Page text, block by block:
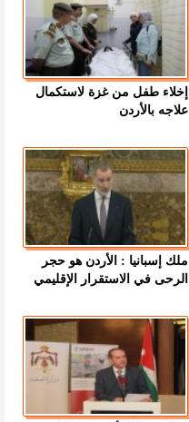
إخلاء طفل من غزة لاستكمال
علاجه بالأردن
ملك إسبانيا : الأردن هو حجر
الرحى في الاستقرار الإقليمي